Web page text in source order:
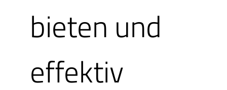
Geschenk
bieten und
effektiv